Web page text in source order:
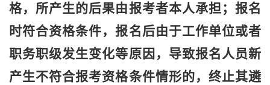
格，所产生的后果由报考者本人承担；报名
时符合资格条件，报名后由于工作单位或者
职务职级发生变化等原因，导致报名人员新
产生不符合报考资格条件情形的，终止其遴